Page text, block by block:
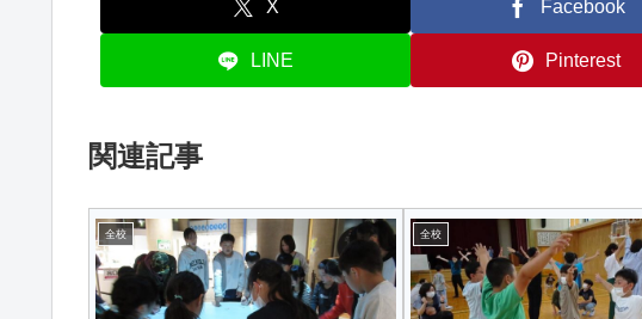
X Facebook
LINE Pinterest
関連記事
全校 全校